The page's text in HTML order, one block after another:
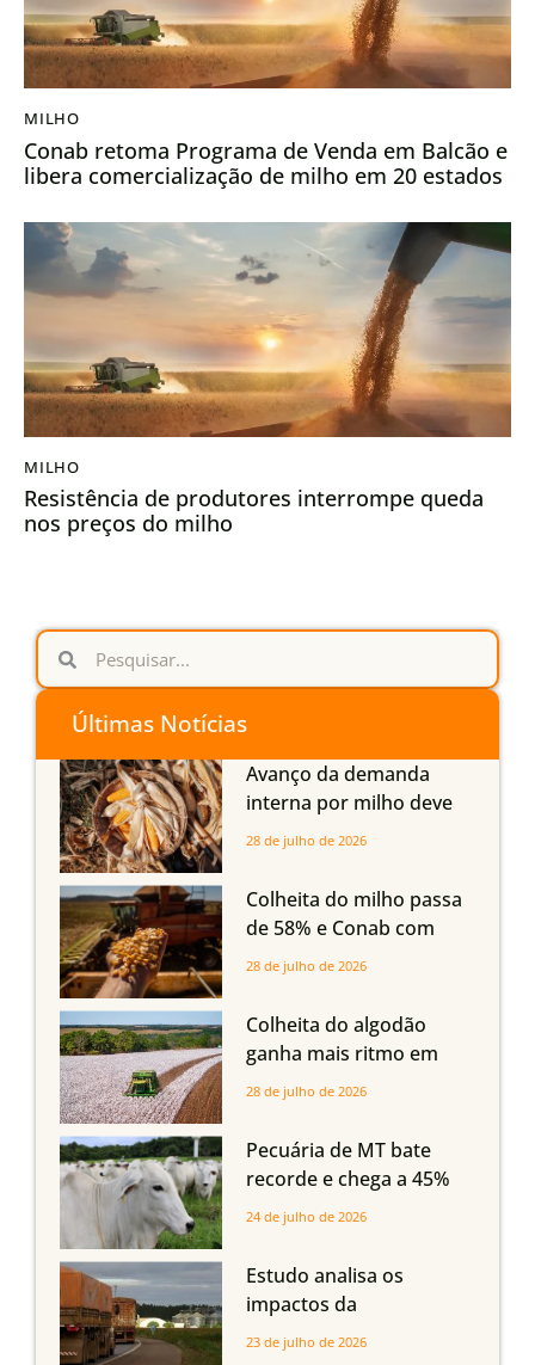
MILHO
Conab retoma Programa de Venda em Balcão e
libera comercialização de milho em 20 estados
MILHO
Resistência de produtores interrompe queda
nos preços do milho
Últimas Notícias
Avanço da demanda
interna por milho deve
compensar aumento da
em Mato Grosso, aponta
Imea
28 de julho de 2026
Colheita do milho passa
de 58% e Conab com
boas produtividades em
quedas em Tocantins,
Maranhão e Piauí
28 de julho de 2026
Colheita do algodão
ganha mais ritmo em
Mato Grosso, Mato
Maranhão
28 de julho de 2026
Pecuária de MT bate
recorde e chega a 45%
dos bovinos abatidos
24 de julho de 2026
Estudo analisa os
impactos da
infraestrutura logística
23 de julho de 2026